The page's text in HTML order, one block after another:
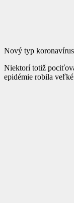
Nový typ
Niektorí totiž
epidémie robila